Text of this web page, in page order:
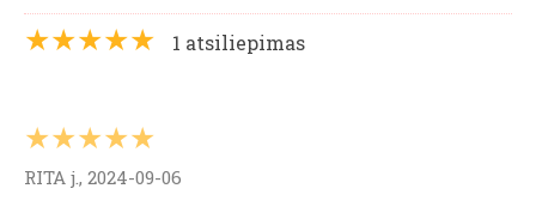
★★★★★ 1 atsiliepimas
★★★★★
RITA j., 2024-09-06